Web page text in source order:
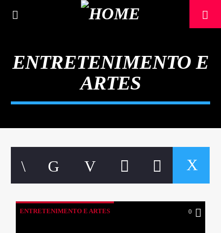
ENTRETENIMENTO E
ARTES
ENTRETENIMENTO E ARTES 0